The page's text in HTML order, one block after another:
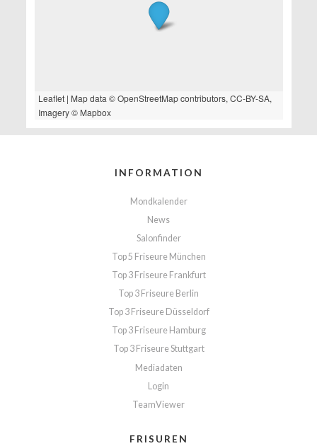
Leaflet| Map data ©OpenStreetMapcontributors, CC-BY-SA,
Imagery © Mapbox
INFORMATION
Mondkalender
News
Salonfinder
Top 5 Friseure München
Top 3 Friseure Frankfurt
Top 3 Friseure Berlin
Top 3 Friseure Düsseldorf
Top 3 Friseure Hamburg
Top 3 Friseure Stuttgart
Mediadaten
Login
TeamViewer
FRISUREN